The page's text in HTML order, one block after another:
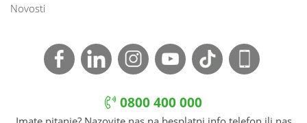
Novosti
0800 400 000